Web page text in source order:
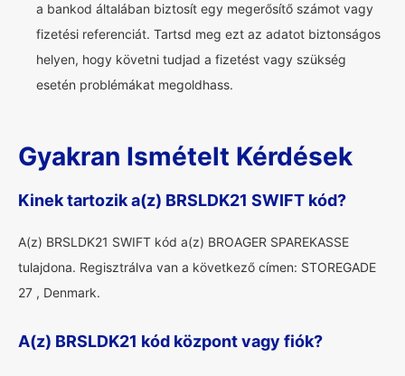
a bankod általában biztosít egy megerősítő számot vagy
fizetési referenciát. Tartsd meg ezt az adatot biztonságos
helyen, hogy követni tudjad a fizetést vagy szükség
esetén problémákat megoldhass.
Gyakran Ismételt Kérdések
Kinek tartozik a(z) BRSLDK21 SWIFT kód?
A(z) BRSLDK21 SWIFT kód a(z) BROAGER SPAREKASSE
tulajdona. Regisztrálva van a következő címen: STOREGADE
27 , Denmark.
A(z) BRSLDK21 kód központ vagy fiók?